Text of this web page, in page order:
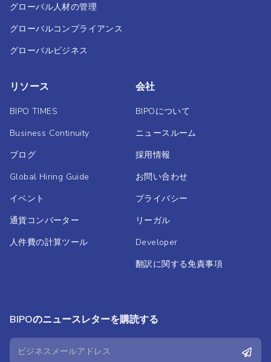
グローバル人材の管理
グローバルコンプライアンス
グローバルビジネス
リソース
BIPO TIMES
Business Continuity
ブログ
Global Hiring Guide
イベント
通貨コンバーター
人件費の計算ツール
会社
BIPOについて
ニュースルーム
採用情報
お問い合わせ
プライバシー
リーガル
Developer
翻訳に関する免責事項
BIPOのニュースレターを購読する